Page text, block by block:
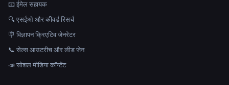
📧 ईमेल सहायक
🔍 एसईओ और कीवर्ड रिसर्च
🪧 विज्ञापन क्रिएटिव जेनरेटर
📞 सेल्स आउटरीच और लीड जेन
📣 सोशल मीडिया कॉन्टेंट